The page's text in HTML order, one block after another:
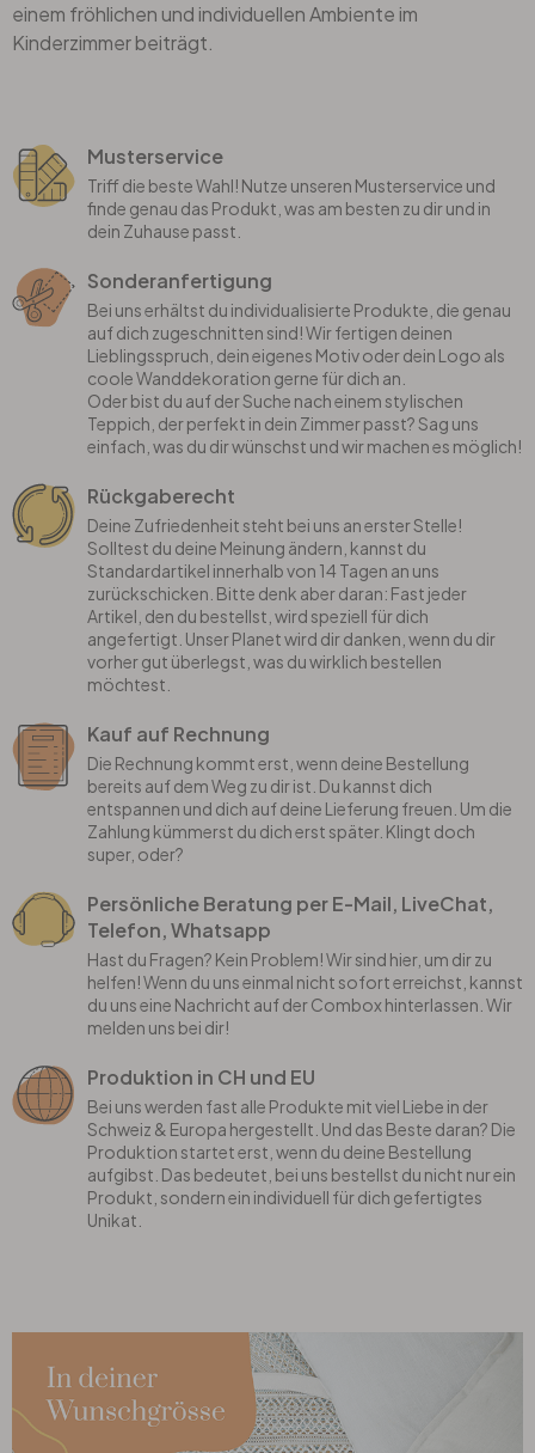
einem fröhlichen und individuellen Ambiente im
Kinderzimmerbeiträgt.
Musterservice
Triff die beste Wahl! Nutze unseren Musterservice und
finde genau das Produkt, was am besten zu dir und in
dein Zuhause passt.
Sonderanfertigung
Bei uns erhältst du individualisierte Produkte, die genau
auf dich zugeschnitten sind! Wir fertigen deinen
Lieblingsspruch, dein eigenes Motiv oder dein Logo als
coole Wanddekoration gerne für dich an.
Oder bist du auf der Suche nach einem stylischen
Teppich, der perfekt in dein Zimmer passt? Sag uns
einfach, was du dir wünschst und wir machen es möglich!
Rückgaberecht
Deine Zufriedenheit steht bei uns an erster Stelle!
Solltest du deine Meinung ändern, kannst du
Standardartikel innerhalb von 14 Tagen an uns
zurückschicken. Bitte denk aber daran: Fast jeder
Artikel, den du bestellst, wird speziell für dich
angefertigt. Unser Planet wird dir danken, wenn du dir
vorher gut überlegst, was du wirklich bestellen
möchtest.
Kauf auf Rechnung
Die Rechnung kommt erst, wenn deine Bestellung
bereits auf dem Weg zu dir ist. Du kannst dich
entspannen und dich auf deine Lieferung freuen. Um die
Zahlung kümmerst du dich erst später. Klingt doch
super, oder?
Persönliche Beratung per E-Mail, LiveChat,
Telefon, Whatsapp
Hast du Fragen? Kein Problem! Wir sind hier, um dir zu
helfen! Wenn du uns einmal nicht sofort erreichst, kannst
du uns eine Nachricht auf der Combox hinterlassen. Wir
melden uns bei dir!
Produktion in CH und EU
Bei uns werden fast alle Produkte mit viel Liebe in der
Schweiz & Europa hergestellt. Und das Beste daran? Die
Produktion startet erst, wenn du deine Bestellung
aufgibst. Das bedeutet, bei uns bestellst du nicht nur ein
Produkt, sondern ein individuell für dich gefertigtes
Unikat.